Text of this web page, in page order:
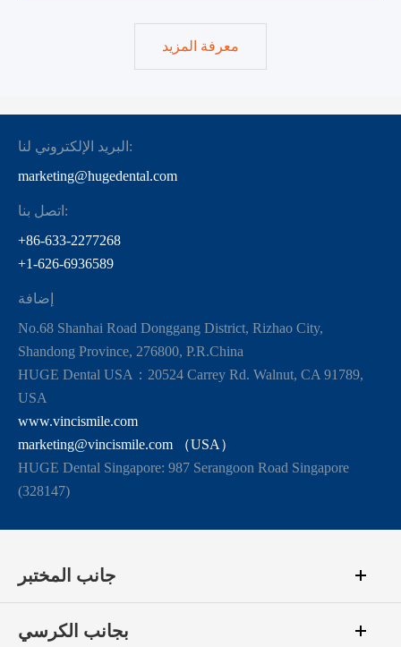
معرفة المزيد
البريد الإلكتروني لنا:
marketing@hugedental.com
اتصل بنا:
+86-633-2277268
+1-626-6936589
إضافة
No.68 Shanhai Road Donggang District, Rizhao City,
Shandong Province, 276800, P.R.China
HUGE Dental USA：20524 Carrey Rd. Walnut, CA 91789,
USA
www.vincismile.com
marketing@vincismile.com （USA）
HUGE Dental Singapore: 987 Serangoon Road Singapore
(328147)
جانب المختبر
بجانب الكرسي